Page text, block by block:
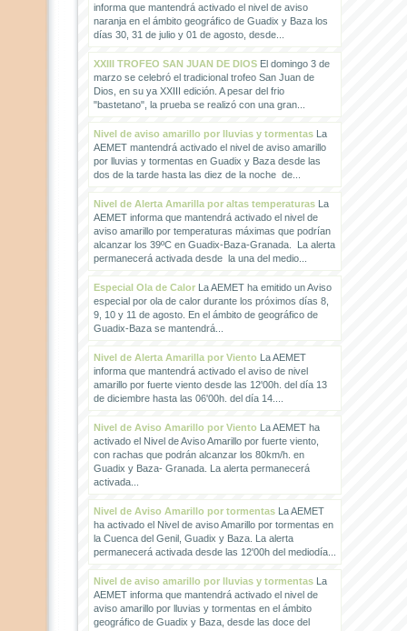
informa que mantendrá activado el nivel de aviso
naranja en el ámbito geográfico de Guadix y Baza los
días 30, 31 de julio y 01 de agosto, desde...
XXIII TROFEO SAN JUAN DE DIOSEl domingo 3 de
marzo se celebró el tradicional trofeo San Juan de
Dios, en su ya XXIII edición. A pesar del frio
"bastetano", la prueba se realizó con una gran...
Nivel de aviso amarillo por lluvias y tormentasLa
AEMET mantendrá activado el nivel de aviso amarillo
por lluvias y tormentas en Guadix y Baza desde las
dos de la tarde hasta las diez de la noche de...
Nivel de Alerta Amarilla por altas temperaturasLa
AEMET informa que mantendrá activado el nivel de
aviso amarillo por temperaturas máximas que podrían
alcanzar los 39ºC en Guadix-Baza-Granada. La alerta
permanecerá activada desde la una del medio...
Especial Ola de CalorLa AEMET ha emitido un Aviso
especial por ola de calor durante los próximos días 8,
9, 10 y 11 de agosto. En el ámbito de geográfico de
Guadix-Baza se mantendrá...
Nivel de Alerta Amarilla por VientoLa AEMET
informa que mantendrá activado el aviso de nivel
amarillo por fuerte viento desde las 12'00h. del día 13
de diciembre hasta las 06'00h. del día 14....
Nivel de Aviso Amarillo por VientoLa AEMET ha
activado el Nivel de Aviso Amarillo por fuerte viento,
con rachas que podrán alcanzar los 80km/h. en
Guadix y Baza- Granada. La alerta permanecerá
activada...
Nivel de Aviso Amarillo por tormentasLa AEMET
ha activado el Nivel de aviso Amarillo por tormentas en
la Cuenca del Genil, Guadix y Baza. La alerta
permanecerá activada desde las 12'00h del mediodía...
Nivel de aviso amarillo por lluvias y tormentasLa
AEMET informa que mantendrá activado el nivel de
aviso amarillo por lluvias y tormentas en el ámbito
geográfico de Guadix y Baza, desde las doce del